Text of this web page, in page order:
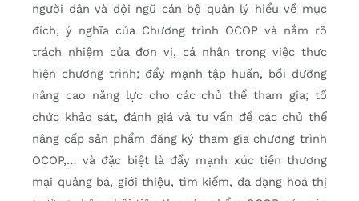
người dân và đội ngũ cán bộ quản lý hiểu về mục
đích, ý nghĩa của Chương trình OCOP và nắm rõ
trách nhiệm của đơn vị, cá nhân trong việc thực
hiện chương trình; đẩy mạnh tập huấn, bồi dưỡng
nâng cao năng lực cho các chủ thể tham gia; tổ
chức khảo sát, đánh giá và tư vấn để các chủ thể
nâng cấp sản phẩm đăng ký tham gia chương trình
OCOP,… và đặc biệt là đẩy mạnh xúc tiến thương
mại quảng bá, giới thiệu, tìm kiếm, đa dạng hoá thị